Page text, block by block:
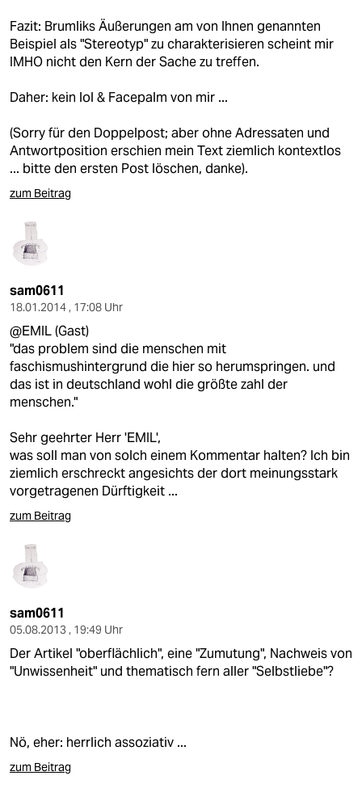
Fazit: Brumliks Äußerungen am von Ihnen genannten
Beispiel als "Stereotyp" zu charakterisieren scheint mir
IMHO nicht den Kern der Sache zu treffen.
Daher: kein lol & Facepalm von mir ...
(Sorry für den Doppelpost; aber ohne Adressaten und
Antwortposition erschien mein Text ziemlich kontextlos
... bitte den ersten Post löschen, danke).
zum Beitrag
sam0611
18.01.2014 , 17:08 Uhr
@EMIL (Gast)
"das problem sind die menschen mit
faschismushintergrund die hier so herumspringen. und
das ist in deutschland wohl die größte zahl der
menschen."
Sehr geehrter Herr 'EMIL',
was soll man von solch einem Kommentar halten? Ich bin
ziemlich erschreckt angesichts der dort meinungsstark
vorgetragenen Dürftigkeit ...
zum Beitrag
sam0611
05.08.2013 , 19:49 Uhr
Der Artikel "oberflächlich", eine "Zumutung", Nachweis von
"Unwissenheit" und thematisch fern aller "Selbstliebe"?
Nö, eher: herrlich assoziativ ...
zum Beitrag